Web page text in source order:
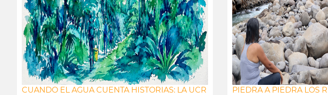
CUANDO EL AGUA CUENTA HISTORIAS: LA UCR
PIEDRA A PIEDRA LOS